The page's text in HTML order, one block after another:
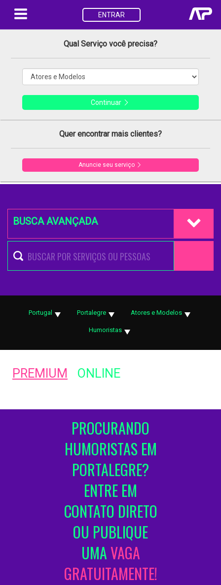
ENTRAR
Qual Serviço você precisa?
Continuar
Quer encontrar mais clientes?
Anuncie seu serviço
BUSCA AVANÇADA
Portugal Portalegre Atores e Modelos
Humoristas
PREMIUM ONLINE
PROCURANDO
HUMORISTAS EM
PORTALEGRE?
ENTRE EM
CONTATO DIRETO
OU PUBLIQUE
UMAVAGA
GRATUITAMENTE!